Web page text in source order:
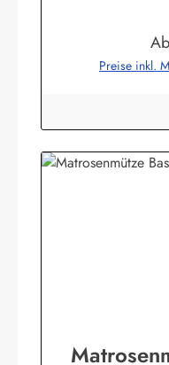
Ab
Preise inkl.